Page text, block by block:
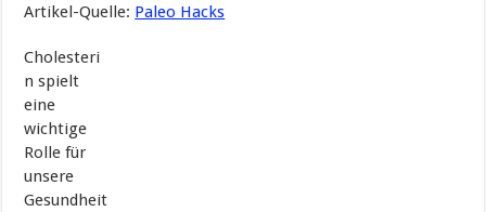
Artikel-Quelle: Paleo Hacks
Cholesteri
n spielt
eine
wichtige
Rolle für
unsere
Gesundheit